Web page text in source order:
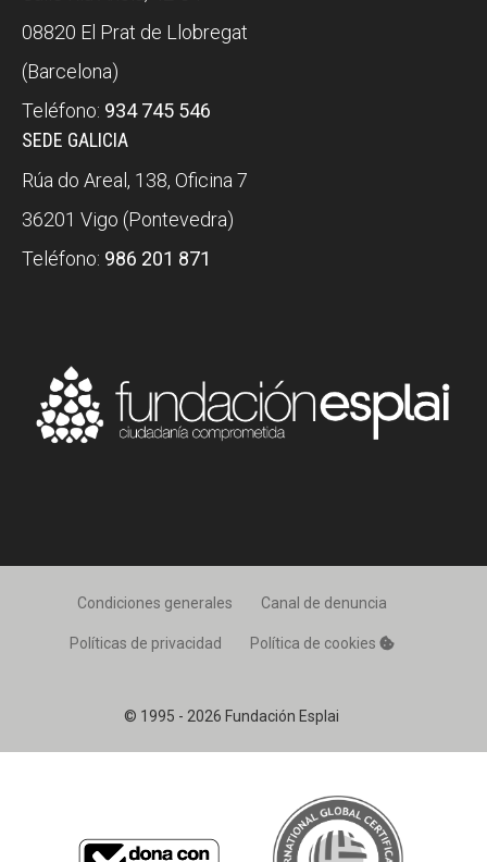
08820 El Prat de Llobregat
(Barcelona)
Teléfono: 934 745 546
SEDE GALICIA
Rúa do Areal, 138, Oficina 7
36201 Vigo (Pontevedra)
Teléfono: 986 201 871
© 1995 - 2026 Fundación Esplai
Condiciones generales Canal de denuncia
Políticas de privacidad Política de cookies